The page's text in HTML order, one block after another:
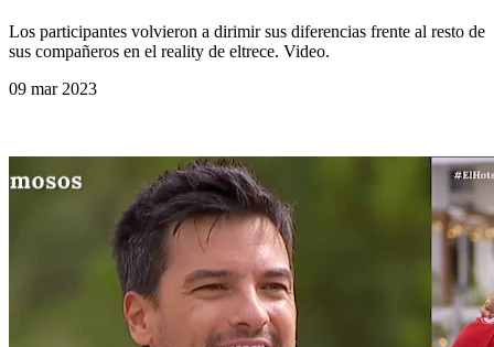
Los participantes volvieron a dirimir sus diferencias frente al resto de
sus compañeros en el reality de eltrece. Video.
09 mar 2023